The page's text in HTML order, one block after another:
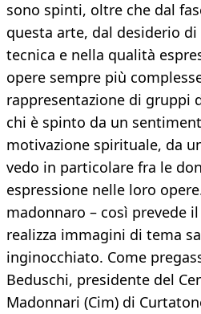
sono spinti, oltre che dal
questa arte, dal desiderio di
tecnica e nella qualità
opere sempre più
rappresentazione di gruppi
chi è spinto da un
motivazione spirituale, da
vedo in particolare fra le
espressione nelle loro
madonnaro – così prevede
realizza immagini di tema
inginocchiato. Come
Beduschi, presidente del
Madonnari (Cim) di